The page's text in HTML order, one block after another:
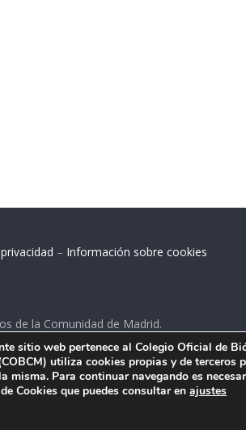
– Información sobre cookies
de la Comunidad de Madrid.
int.izq. 28003 Madrid.
sitio web pertenece al Colegio Oficial de
utiliza cookies propias y de terceros
misma. Para continuar navegando es
Cookies que puedes consultar enajustes